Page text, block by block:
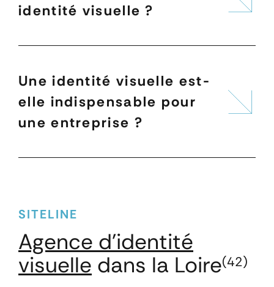
identité visuelle ?
Une identité visuelle est-
elle indispensable pour
une entreprise ?
SITELINE
Agence d'identité
visuelle dans la Loire(42)